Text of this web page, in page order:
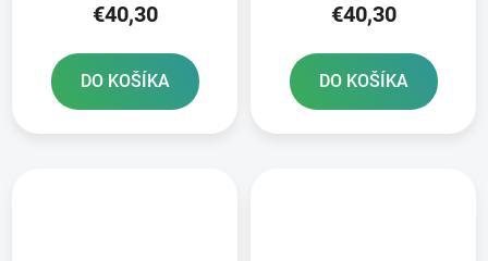
€40,30
DO KOŠÍKA
€40,30
DO KOŠÍKA